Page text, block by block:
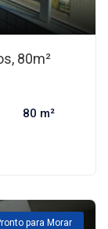
80m²
80 m²
para Morar